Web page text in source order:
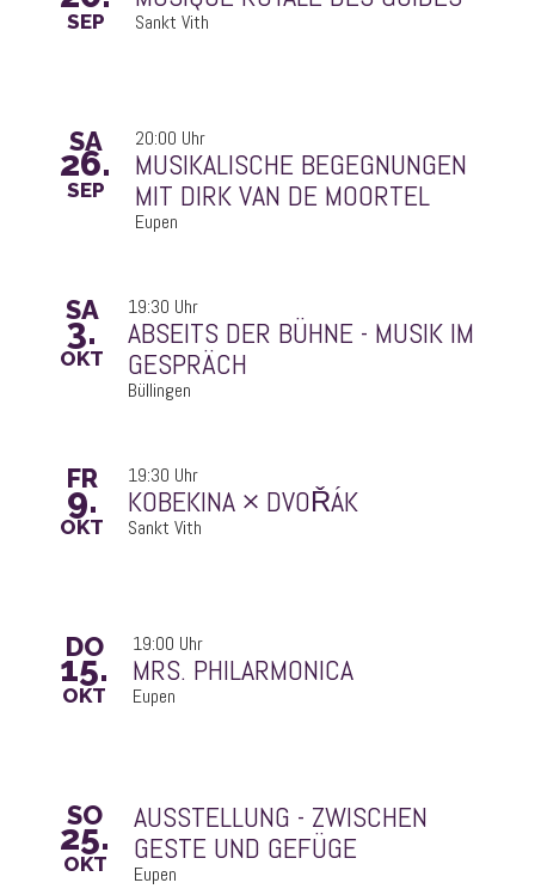
SEP Sankt Vith
SA
26.
SEP
20:00 Uhr
MIT DIRK VAN DE MOORTEL
Eupen
SA
3.
OKT
19:30 Uhr
GESPRÄCH
Büllingen
FR
9.
OKT
19:30 Uhr
KOBEKINA × DVOŘÁK
Sankt Vith
DO
15.
OKT
19:00 Uhr
MRS. PHILARMONICA
Eupen
SO
25.
OKT GESTE UND GEFÜGE
Eupen